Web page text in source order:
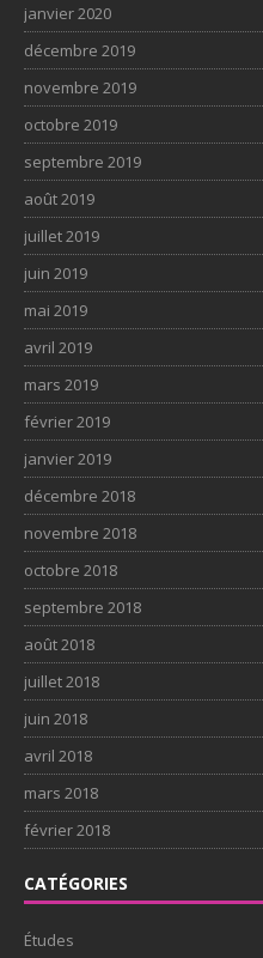
janvier 2020
décembre 2019
novembre 2019
octobre 2019
septembre 2019
août 2019
juillet 2019
juin 2019
mai 2019
avril 2019
mars 2019
février 2019
janvier 2019
décembre 2018
novembre 2018
octobre 2018
septembre 2018
août 2018
juillet 2018
juin 2018
avril 2018
mars 2018
février 2018
CATÉGORIES
Études